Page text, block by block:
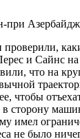
при
проверили,
и Сайнс на
что на
чтобы
в сторону
имел
не было